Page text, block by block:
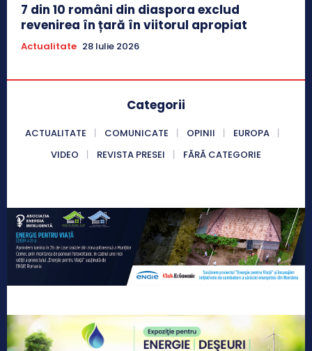
7 din 10 români din diaspora exclud
revenirea în țară în viitorul apropiat
Actualitate 28 Iulie 2026
Categorii
ACTUALITATE COMUNICATE OPINII
EUROPA
VIDEO
REVISTA PRESEI FĂRĂ CATEGORIE